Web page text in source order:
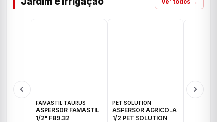
Ver todos →
FAMASTIL TAURUS
ASPERSOR FAMASTIL
1/2" F89.32
PET SOLUTION
ASPERSOR AGRICOLA
1/2 PET SOLUTION